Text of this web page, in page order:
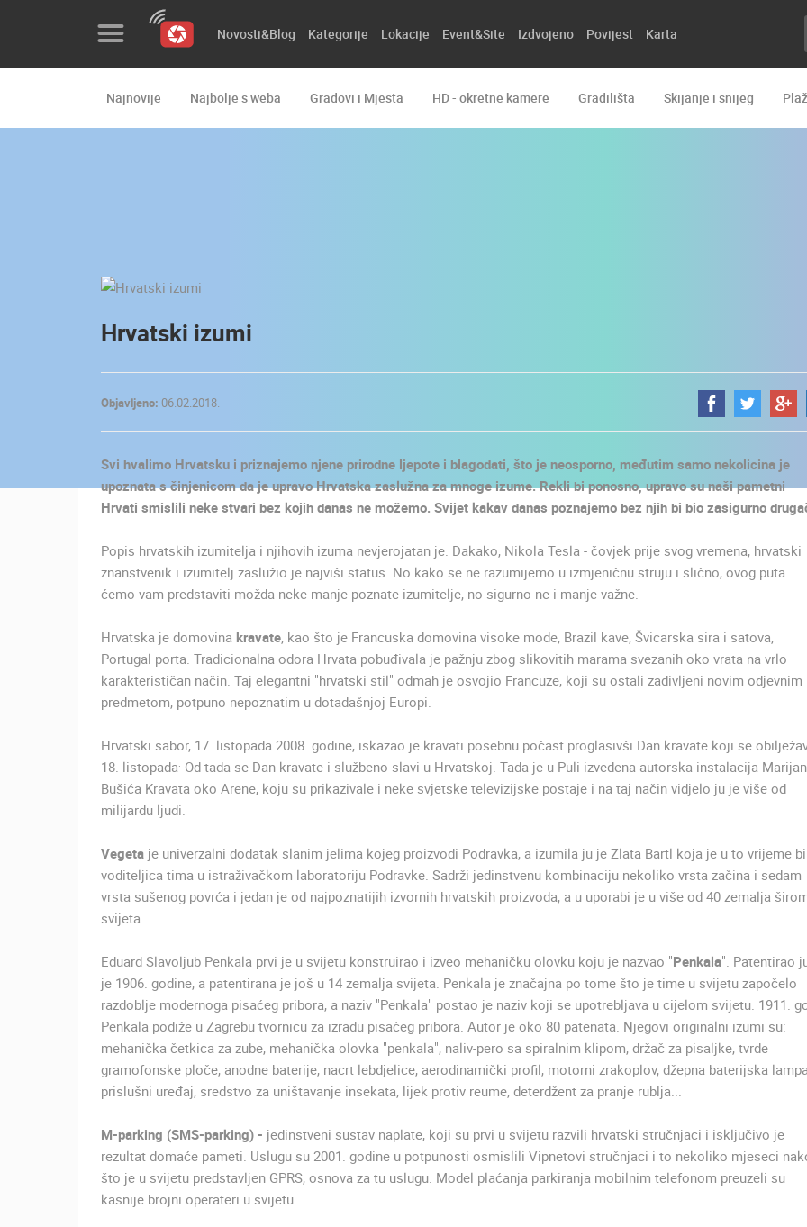
Izdvojeno
MEDIJI O
NAMA,
PRIZNANJA
DONACIJE
ZA NOVE
KAMERE
TERMS OF
USE
PRIVACY
POLICY
BANERI
Novosti&Blog Kategorije Lokacije Event&Site Izdvojeno Povijest Karta
Najnovije Najbolje s weba Gradovi i Mjesta HD - okretne kamere Gradilišta Skijanje i snijeg
NAJNOVIJE KAMERE
UŽIVO 0 GLEDATELJ(A)
SUTIVAN
UŽIVO 0 GLEDATELJ(A)
MRKOPALJ
UŽIVO 0 GLEDATELJ(A)
MRKOPALJ
KATEGORIJE KAMERA
Hrvatski izumi
Objavljeno: 06.02.2018.
Svi hvalimo Hrvatsku i priznajemo njene prirodne ljepote i blagodati, što je neosporno, međutim samo nekolicina je
upoznata s činjenicom da je upravo Hrvatska zaslužna za mnoge izume. Rekli bi ponosno, upravo su naši pametni
Hrvati smislili neke stvari bez kojih danas ne možemo. Svijet kakav danas poznajemo bez njih bi bio zasigurno
Popis hrvatskih izumitelja i njihovih izuma nevjerojatan je. Dakako, Nikola Tesla - čovjek prije svog vremena, hrvatski
znanstvenik i izumitelj zaslužio je najviši status. No kako se ne razumijemo u izmjeničnu struju i slično, ovog puta
ćemo vam predstaviti možda neke manje poznate izumitelje, no sigurno ne i manje važne.
Hrvatska je domovina kravate, kao što je Francuska domovina visoke mode, Brazil kave, Švicarska sira i satova,
Portugal porta. Tradicionalna odora Hrvata pobuđivala je pažnju zbog slikovitih marama svezanih oko vrata na vrlo
karakterističan način. Taj elegantni "hrvatski stil" odmah je osvojio Francuze, koji su ostali zadivljeni novim odjevnim
predmetom, potpuno nepoznatim u dotadašnjoj Europi.
Hrvatski sabor, 17. listopada 2008. godine, iskazao je kravati posebnu počast proglasivši Dan kravate koji se
18. listopada. Od tada se Dan kravate i službeno slavi u Hrvatskoj. Tada je u Puli izvedena autorska instalacija
Bušića Kravata oko Arene, koju su prikazivale i neke svjetske televizijske postaje i na taj način vidjelo ju je više od
milijardu ljudi.
Vegeta je univerzalni dodatak slanim jelima kojeg proizvodi Podravka, a izumila ju je Zlata Bartl koja je u to vrijeme
voditeljica tima u istraživačkom laboratoriju Podravke. Sadrži jedinstvenu kombinaciju nekoliko vrsta začina i sedam
vrsta sušenog povrća i jedan je od najpoznatijih izvornih hrvatskih proizvoda, a u uporabi je u više od 40 zemalja
svijeta.
Eduard Slavoljub Penkala prvi je u svijetu konstruirao i izveo mehaničku olovku koju je nazvao "Penkala". Patentirao
je 1906. godine, a patentirana je još u 14 zemalja svijeta. Penkala je značajna po tome što je time u svijetu započelo
razdoblje modernoga pisaćeg pribora, a naziv "Penkala" postao je naziv koji se upotrebljava u cijelom svijetu. 1911.
Penkala podiže u Zagrebu tvornicu za izradu pisaćeg pribora. Autor je oko 80 patenata. Njegovi originalni izumi su:
mehanička četkica za zube, mehanička olovka "penkala", naliv-pero sa spiralnim klipom, držač za pisaljke, tvrde
gramofonske ploče, anodne baterije, nacrt lebdjelice, aerodinamički profil, motorni zrakoplov, džepna baterijska
prislušni uređaj, sredstvo za uništavanje insekata, lijek protiv reume, deterdžent za pranje rublja...
M-parking (SMS-parking) - jedinstveni sustav naplate, koji su prvi u svijetu razvili hrvatski stručnjaci i isključivo je
rezultat domaće pameti. Uslugu su 2001. godine u potpunosti osmislili Vipnetovi stručnjaci i to nekoliko mjeseci
što je u svijetu predstavljen GPRS, osnova za tu uslugu. Model plaćanja parkiranja mobilnim telefonom preuzeli su
kasnije brojni operateri u svijetu.